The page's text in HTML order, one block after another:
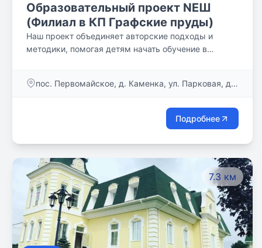
Образовательный проект NEШ
(Филиал в КП Графские пруды)
Наш проект объединяет авторские подходы и
методики, помогая детям начать обучение в
пос. Первомайское, д. Каменка, ул. Парковая, д.
Подробнее
7.3 км